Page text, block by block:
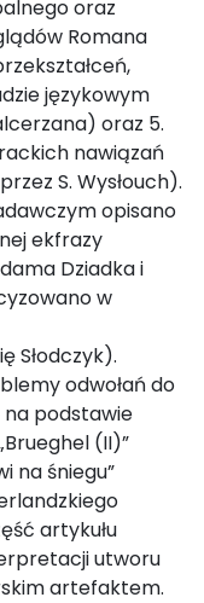
oraz
Romana
językowym
oraz 5.
nawiązań
S. Wysłouch).
opisano
ekfrazy
Dziadka i
w
Słodczyk).
odwołań do
na podstawie
(II)”
na śniegu”
artykułu
utworu
artefaktem.